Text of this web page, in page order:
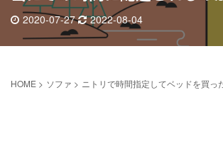
2020-07-27 2022-08-04
HOME > ソファ > ニトリで時間指定してベッドを買